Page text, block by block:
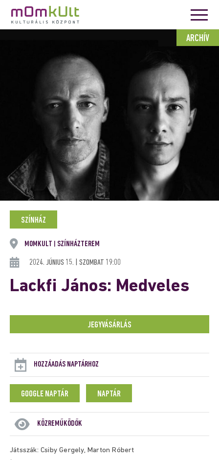
ARCHÍV
SZÍNHÁZ
MOMKULT SZÍNHÁZTEREM
2024. JÚNIUS 15. | SZOMBAT 19:00
Lackfi János: Medveles
JEGYVÁSÁRLÁS
HOZZÁADÁS NAPTÁRHOZ
GOOGLE NAPTÁR NAPTÁR
KÖZREMŰKÖDŐK
Játsszák: Csiby Gergely, Marton Róbert